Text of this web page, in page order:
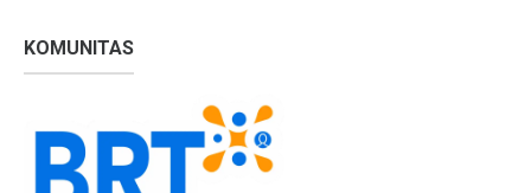
KOMUNITAS